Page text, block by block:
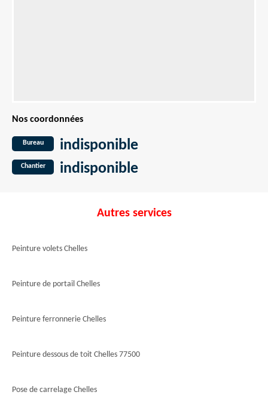
Nos coordonnées
Bureau indisponible
Chantier indisponible
Autres services
Peinture volets Chelles
Peinture de portail Chelles
Peinture ferronnerie Chelles
Peinture dessous de toit Chelles 77500
Pose de carrelage Chelles